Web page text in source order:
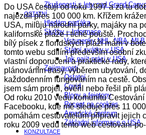
Zkušenosti s lety nad Grand
OSTATNÍ
Hledám parťáka
Služby – Informace
Vstupenky NHL, NBA, MLB
Státní svátky v USA
Jak najít práci v USA
Zajímavosti
Ostatní
Covid
Blogy a fejetony
Recept na cookies
Americké centrum
Základní informace o USA
KONZULTACE
Do USA cestuji od roku 1997 a za tu
najezdil přes 100 000 km. Křížem
USA, miluju národní parky, majáky na
kalifornské pláže i tiché pouště.
bílý písek z floridských pláží mám v
tomto webu sdílím především osobní
vlastní doporučení a praktické rady,
plánováním trasy, výběrem ubytování,
každodenním fungováním na cestě.
jsem sám projel, ověřil nebo řešil při
Od roku 2010 vedu komunitu
Facebooku, kde mě sleduje přes 11
pomáhám cestovatelům připravit jejich
roku 2009 vedu tento web cestovani-